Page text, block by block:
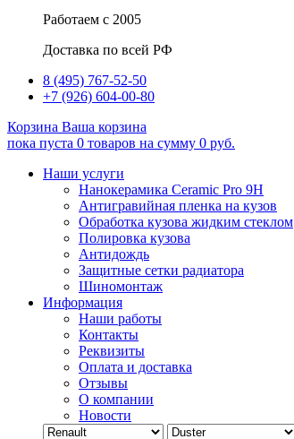
Работаем с 2005
Доставка по всей РФ
8 (495) 767-52-50
+7 (926) 604-00-80
Корзина Ваша корзина
пока пуста 0 товаров на сумму 0 руб.
Наши услуги
Нанокерамика Ceramic Pro 9H
Антигравийная пленка на кузов
Обработка кузова жидким стеклом
Полировка кузова
Антидождь
Защитные сетки радиатора
Шиномонтаж
Информация
Наши работы
Контакты
Реквизиты
Оплата и доставка
Отзывы
О компании
Новости